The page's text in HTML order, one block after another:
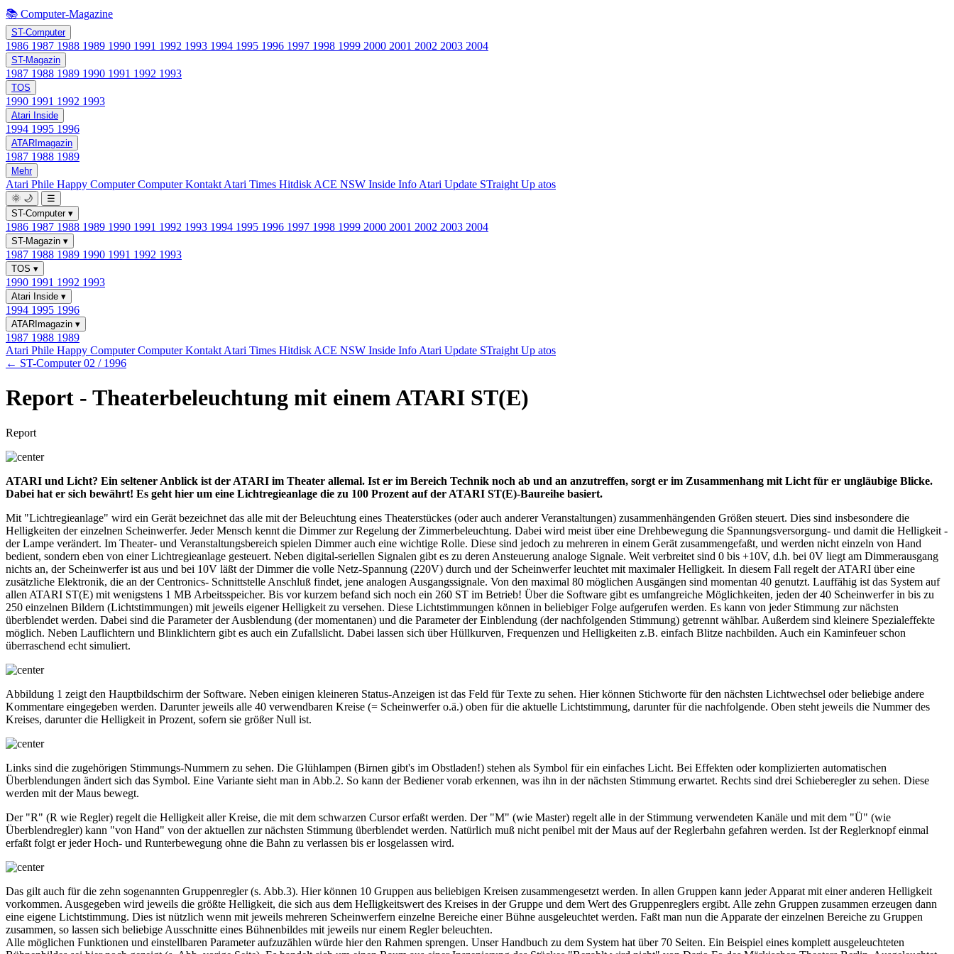
📚 Computer-Magazine
ST-Computer
1986 1987 1988 1989 1990 1991 1992 1993 1994 1995 1996 1997 1998 1999 2000 2001 2002 2003 2004
ST-Magazin
1987 1988 1989 1990 1991 1992 1993
TOS
1990 1991 1992 1993
Atari Inside
1994 1995 1996
ATARImagazin
1987 1988 1989
Mehr
Atari Phile Happy ComputerComputer Kontakt Atari Times Hitdisk ACE NSW Inside Info Atari Update STraight Up atos
🌞 🌙
☰
ST-Computer ▾
1986 1987 1988 1989 1990 1991 1992 1993 1994 1995 1996 1997 1998 1999 2000 2001 2002 2003 2004
ST-Magazin ▾
1987 1988 1989 1990 1991 1992 1993
TOS ▾
1990 1991 1992 1993
Atari Inside ▾
1994 1995 1996
ATARImagazin ▾
1987 1988 1989
Atari Phile Happy ComputerComputer Kontakt Atari Times Hitdisk ACE NSW Inside Info Atari Update STraight Up atos
← ST-Computer 02 / 1996
Report - Theaterbeleuchtung mit einem ATARI ST(E)
Report
ATARI und Licht? Ein seltener Anblick ist der ATARI im Theater allemal. Ist er im Bereich Technik noch ab und an anzutreffen, sorgt er im Zusammenhang mit Licht für er ungläubige Blicke.
Dabei hat er sich bewährt! Es geht hier um eine Lichtregieanlage die zu 100 Prozent auf der ATARI ST(E)-Baureihe basiert.
Mit "Lichtregieanlage" wird ein Gerät bezeichnet das alle mit der Beleuchtung eines Theaterstückes (oder auch anderer Veranstaltungen) zusammenhängenden Größen steuert. Dies sind insbesondere die
Helligkeiten der einzelnen Scheinwerfer. Jeder Mensch kennt die Dimmer zur Regelung der Zimmerbeleuchtung. Dabei wird meist über eine Drehbewegung die Spannungsversorgung- und damit die Helligkeit -
der Lampe verändert. Im Theater- und Veranstaltungsbereich spielen Dimmer auch eine wichtige Rolle. Diese sind jedoch zu mehreren in einem Gerät zusammengefaßt, und werden nicht einzeln von Hand
bedient, sondern eben von einer Lichtregieanlage gesteuert. Neben digital-seriellen Signalen gibt es zu deren Ansteuerung analoge Signale. Weit verbreitet sind 0 bis +10V, d.h. bei 0V liegt am Dimmerausgang
nichts an, der Scheinwerfer ist aus und bei 10V läßt der Dimmer die volle Netz-Spannung (220V) durch und der Scheinwerfer leuchtet mit maximaler Helligkeit. In diesem Fall regelt der ATARI über eine
zusätzliche Elektronik, die an der Centronics- Schnittstelle Anschluß findet, jene analogen Ausgangssignale. Von den maximal 80 möglichen Ausgängen sind momentan 40 genutzt. Lauffähig ist das System auf
allen ATARI ST(E) mit wenigstens 1 MB Arbeitsspeicher. Bis vor kurzem befand sich noch ein 260 ST im Betrieb! Über die Software gibt es umfangreiche Möglichkeiten, jeden der 40 Scheinwerfer in bis zu
250 einzelnen Bildern (Lichtstimmungen) mit jeweils eigener Helligkeit zu versehen. Diese Lichtstimmungen können in beliebiger Folge aufgerufen werden. Es kann von jeder Stimmung zur nächsten
überblendet werden. Dabei sind die Parameter der Ausblendung (der momentanen) und die Parameter der Einblendung (der nachfolgenden Stimmung) getrennt wählbar. Außerdem sind kleinere Spezialeffekte
möglich. Neben Lauflichtern und Blinklichtern gibt es auch ein Zufallslicht. Dabei lassen sich über Hüllkurven, Frequenzen und Helligkeiten z.B. einfach Blitze nachbilden. Auch ein Kaminfeuer schon
überraschend echt simuliert.
Abbildung 1 zeigt den Hauptbildschirm der Software. Neben einigen kleineren Status-Anzeigen ist das Feld für Texte zu sehen. Hier können Stichworte für den nächsten Lichtwechsel oder beliebige andere
Kommentare eingegeben werden. Darunter jeweils alle 40 verwendbaren Kreise (= Scheinwerfer o.ä.) oben für die aktuelle Lichtstimmung, darunter für die nachfolgende. Oben steht jeweils die Nummer des
Kreises, darunter die Helligkeit in Prozent, sofern sie größer Null ist.
Links sind die zugehörigen Stimmungs-Nummern zu sehen. Die Glühlampen (Birnen gibt's im Obstladen!) stehen als Symbol für ein einfaches Licht. Bei Effekten oder komplizierten automatischen
Überblendungen ändert sich das Symbol. Eine Variante sieht man in Abb.2. So kann der Bediener vorab erkennen, was ihn in der nächsten Stimmung erwartet. Rechts sind drei Schieberegler zu sehen. Diese
werden mit der Maus bewegt.
Der "R" (R wie Regler) regelt die Helligkeit aller Kreise, die mit dem schwarzen Cursor erfaßt werden. Der "M" (wie Master) regelt alle in der Stimmung verwendeten Kanäle und mit dem "Ü" (wie
Überblendregler) kann "von Hand" von der aktuellen zur nächsten Stimmung überblendet werden. Natürlich muß nicht penibel mit der Maus auf der Reglerbahn gefahren werden. Ist der Reglerknopf einmal
erfaßt folgt er jeder Hoch- und Runterbewegung ohne die Bahn zu verlassen bis er losgelassen wird.
Das gilt auch für die zehn sogenannten Gruppenregler (s. Abb.3). Hier können 10 Gruppen aus beliebigen Kreisen zusammengesetzt werden. In allen Gruppen kann jeder Apparat mit einer anderen Helligkeit
vorkommen. Ausgegeben wird jeweils die größte Helligkeit, die sich aus dem HeIligkeitswert des Kreises in der Gruppe und dem Wert des Gruppenreglers ergibt. Alle zehn Gruppen zusammen erzeugen dann
eine eigene Lichtstimmung. Dies ist nützlich wenn mit jeweils mehreren Scheinwerfern einzelne Bereiche einer Bühne ausgeleuchtet werden. Faßt man nun die Apparate der einzelnen Bereiche zu Gruppen
zusammen, so lassen sich beliebige Ausschnitte eines Bühnenbildes mit jeweils nur einem Regler beleuchten.
Alle möglichen Funktionen und einstellbaren Parameter aufzuzählen würde hier den Rahmen sprengen. Unser Handbuch zu dem System hat über 70 Seiten. Ein Beispiel eines komplett ausgeleuchteten